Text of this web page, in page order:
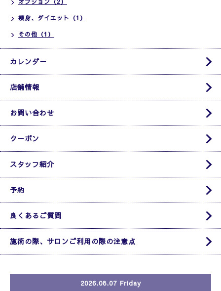
痩身、ダイエット（1）
その他（1）
カレンダー
店舗情報
お問い合わせ
クーポン
スタッフ紹介
予約
良くあるご質問
施術の際、サロンご利用の際の注意点
2026.08.07 Friday